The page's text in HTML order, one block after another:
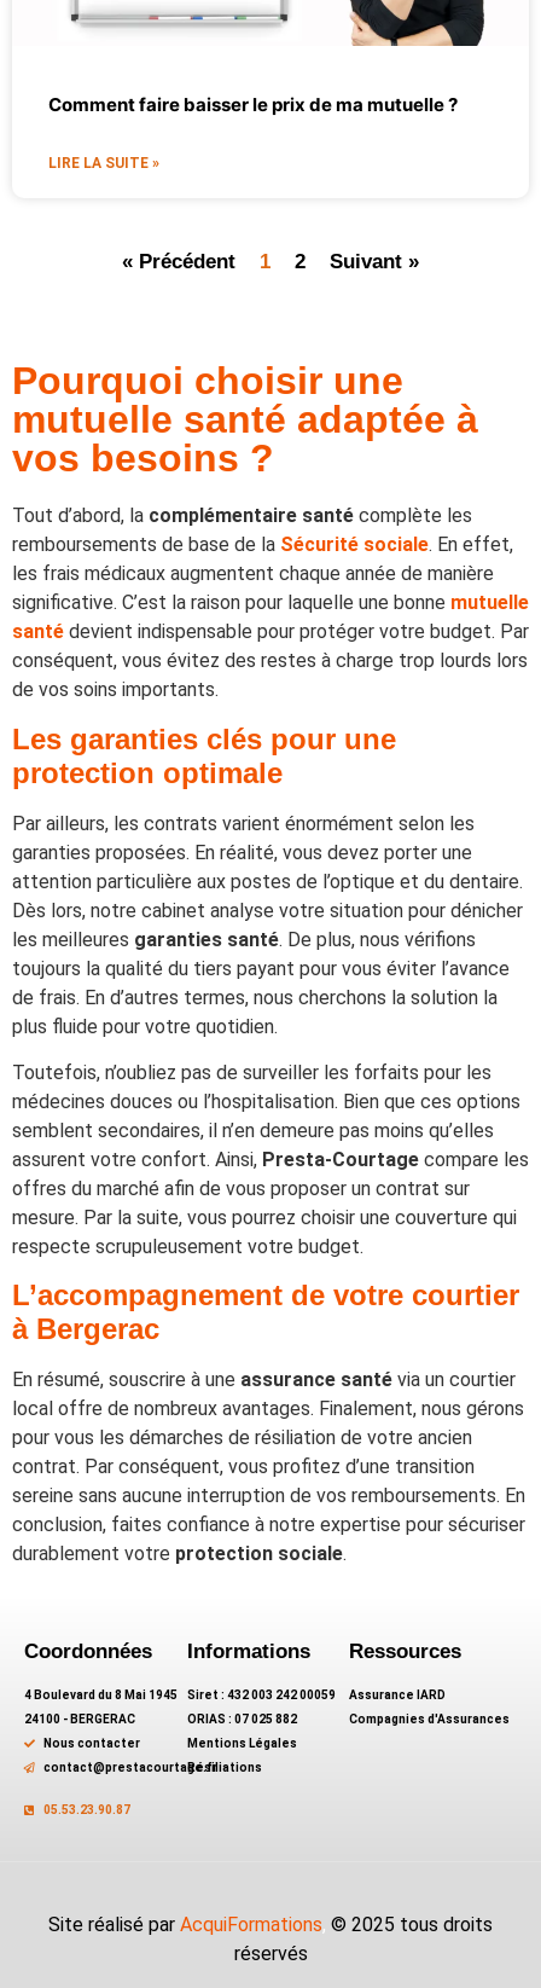
Comment faire baisser le prix de ma mutuelle ?
LIRE LA SUITE »
« Précédent 1 2 Suivant »
Pourquoi choisir une
mutuelle santé adaptée à
vos besoins ?
Tout d’abord, la complémentaire santé complète les
remboursements de base de la Sécurité sociale. En effet,
les frais médicaux augmentent chaque année de manière
significative. C’est la raison pour laquelle une bonne mutuelle
santé devient indispensable pour protéger votre budget. Par
conséquent, vous évitez des restes à charge trop lourds lors
de vos soins importants.
Les garanties clés pour une
protection optimale
Par ailleurs, les contrats varient énormément selon les
garanties proposées. En réalité, vous devez porter une
attention particulière aux postes de l’optique et du dentaire.
Dès lors, notre cabinet analyse votre situation pour dénicher
les meilleures garanties santé. De plus, nous vérifions
toujours la qualité du tiers payant pour vous éviter l’avance
de frais. En d’autres termes, nous cherchons la solution la
plus fluide pour votre quotidien.
Toutefois, n’oubliez pas de surveiller les forfaits pour les
médecines douces ou l’hospitalisation. Bien que ces options
semblent secondaires, il n’en demeure pas moins qu’elles
assurent votre confort. Ainsi, Presta-Courtage compare les
offres du marché afin de vous proposer un contrat sur
mesure. Par la suite, vous pourrez choisir une couverture qui
respecte scrupuleusement votre budget.
L’accompagnement de votre courtier
à Bergerac
En résumé, souscrire à une assurance santé via un courtier
local offre de nombreux avantages. Finalement, nous gérons
pour vous les démarches de résiliation de votre ancien
contrat. Par conséquent, vous profitez d’une transition
sereine sans aucune interruption de vos remboursements. En
conclusion, faites confiance à notre expertise pour sécuriser
durablement votre protection sociale.
Coordonnées
4 Boulevard du 8 Mai 1945
24100 - BERGERAC
Nous contacter
contact@prestacourtage.fr
05.53.23.90.87
Informations
Siret : 432 003 242 00059
ORIAS : 07 025 882
Mentions Légales
Résiliations
Ressources
Assurance IARD
Compagnies d'Assurances
Site réalisé par AcquiFormations, © 2025 tous droits
réservés